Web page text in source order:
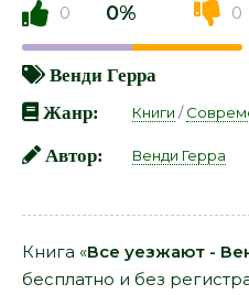
0 0% 0
Венди Герра
Жанр:
Книги /
Автор: Венди Герра
Книга «Все уезжают -
бесплатно и без